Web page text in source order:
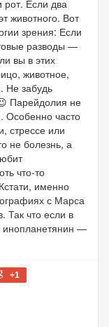
рот. Если два
животного. Вот
зрения: Если
разводы —
вы в этих
животное,
Не забудь
Парейдолия не
Особенно часто
стрессе или
не болезнь, а
что-то
именно
с Марса
Так что если в
инопланетянин —
+1